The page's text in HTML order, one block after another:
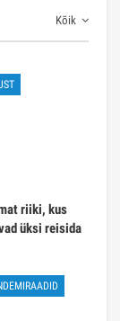
Kõik
riiki, kus
üksi reisida